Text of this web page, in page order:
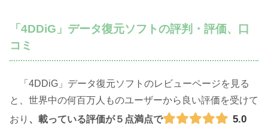
「4DDiG」データ復元ソフトの評判・評価、口
コミ
「4DDiG」データ復元ソフトのレビューページを見る
と、世界中の何百万人ものユーザーから良い評価を受けて
おり 、載っている評価が５点満点で 5.0